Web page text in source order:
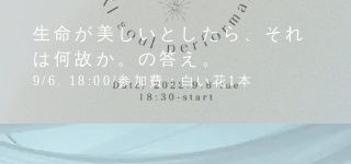
生命が美しいとしたら、それ
は何故か。の答え。
9/6. 18:00/参加費：白い花1本